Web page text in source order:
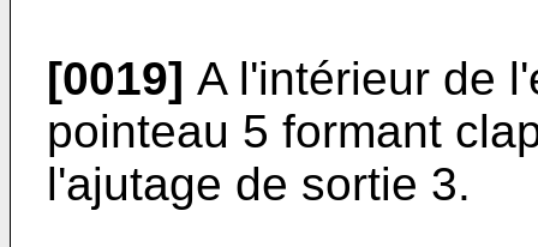
[0019] A l'intérieur de
pointeau 5 formant
l'ajutage de sortie 3.